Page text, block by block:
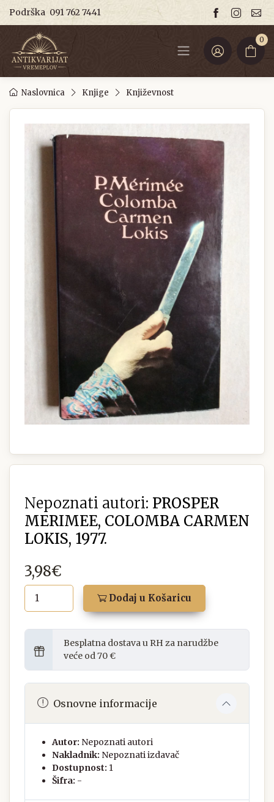
Podrška 091 762 7441
0
Naslovnica Knjige Književnost
Nepoznati autori: PROSPER
MERIMEE, COLOMBA CARMEN
LOKIS, 1977.
3,98€
Dodaj u Košaricu
Besplatna dostava u RH za narudžbe
veće od 70 €
Osnovne informacije
Autor: Nepoznati autori
Nakladnik: Nepoznati izdavač
Dostupnost: 1
Šifra: -